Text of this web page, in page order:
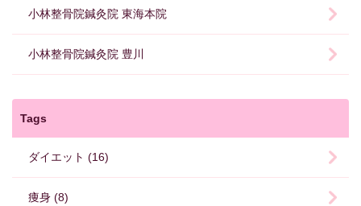
小林整骨院鍼灸院 東海本院
小林整骨院鍼灸院 豊川
Tags
ダイエット (16)
痩身 (8)